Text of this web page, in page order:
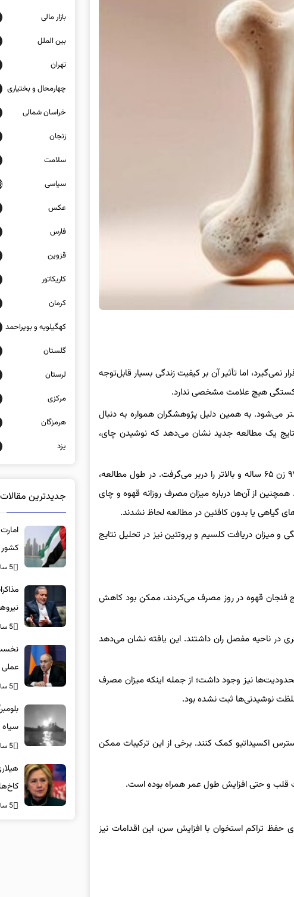
نمی‌گیرد، اما تأثیر آن بر کیفیت زندگی بسیار قابل‌توجه
هیچ علامت مشخصی ندارد.
می‌شود. به همین دلیل پژوهشگران همواره به دنبال
یک مطالعه جدید نشان می‌دهد که نوشیدن چای،
پژوهشگران استرالیایی داده‌های حدود ۱۰ سال از یک مطالعه بزرگ را بررسی کردند که بیش از ۹۷۰۰ زن ۶۵ ساله و بالاتر را دربر می‌گرفت. در طول مطالعه،
از آن‌ها درباره میزان مصرف روزانه قهوه و چای
گیاهی یا بدون کافئین در مطالعه لحاظ نشدند.
میزان دریافت کلسیم و پروتئین نیز در تحلیل نتایج
فنجان قهوه در روز مصرف می‌کردند، ممکن بود کاهش
در ناحیه مفصل ران داشتند. این یافته نشان می‌دهد
نیز وجود داشت؛ از جمله اینکه میزان مصرف
نوشیدنی‌ها ثبت نشده بود.
اکسیداتیو کمک کنند. برخی از این ترکیبات ممکن
قلب و حتی افزایش طول عمر همراه بوده است.
تراکم استخوان با افزایش سن، این اقدامات نیز
بازار مالی
بین الملل
تهران
چهارمحال و بختیاری
خراسان شمالی
زنجان
سلامت
سیاسی
عکس
فارس
قزوین
کاریکاتور
کرمان
کهگیلویه و بویراحمد
گلستان
لرستان
مرکزی
هرمزگان
یزد
جدیدترین مقالات
کشور
5 ساعت پیش
5 ساعت پیش
عملی
5 ساعت پیش
کرد
5 ساعت پیش
5 ساعت پیش